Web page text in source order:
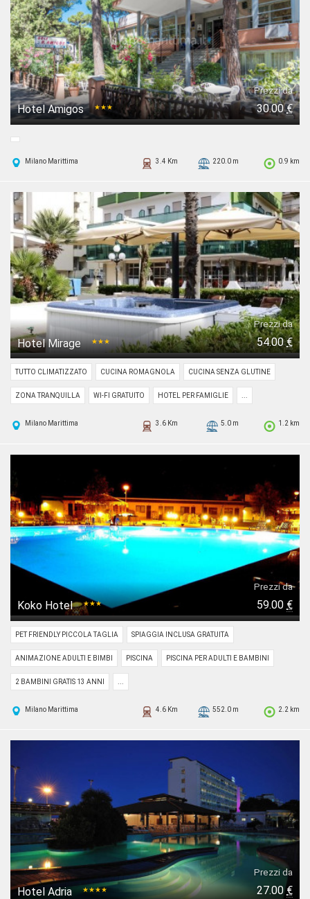
Hotel Amigos ★★★
Prezzi da
30.00€
Milano Marittima 0.9 km
220.0 m
3.4 Km
Hotel Mirage ★★★
Prezzi da
54.00€
TUTTO CLIMATIZZATO CUCINA ROMAGNOLA CUCINA SENZA GLUTINE
ZONA TRANQUILLA WI-FI GRATUITO HOTEL PER FAMIGLIE ...
Milano Marittima 1.2 km
5.0 m
3.6 Km
Koko Hotel ★★★
Prezzi da
59.00 €
PET FRIENDLY PICCOLA TAGLIA SPIAGGIA INCLUSA GRATUITA
ANIMAZIONE ADULTI E BIMBI PISCINA PISCINA PER ADULTI E BAMBINI
2 BAMBINI GRATIS 13 ANNI
Milano Marittima 2.2 km
552.0 m
4.6 Km
Hotel Adria ★★★★
Prezzi da
27.00€